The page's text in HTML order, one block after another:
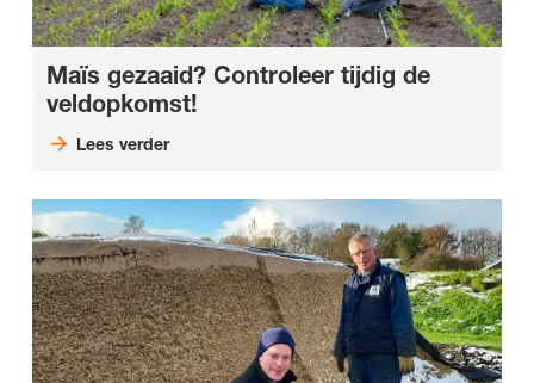
Maïs gezaaid? Controleer tijdig de
veldopkomst!
Lees verder